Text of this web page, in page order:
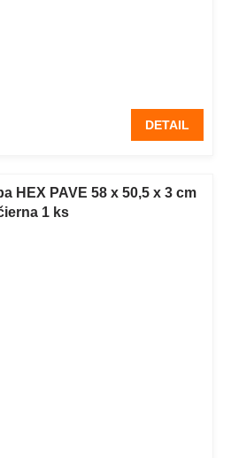
DETAIL
HEX PAVE 58 x 50,5 x 3 cm
1 ks